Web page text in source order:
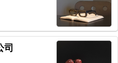
司